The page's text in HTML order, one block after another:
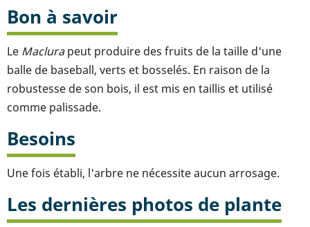
Bon à savoir
Le Maclurapeut produire des fruits de la taille d'une
balle de baseball, verts et bosselés. En raison de la
robustesse de son bois, il est mis en taillis et utilisé
comme palissade.
Besoins
Une fois établi, l'arbre ne nécessite aucun arrosage.
Les dernières photos de plante